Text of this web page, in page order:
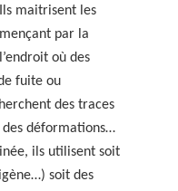
maitrisent les
par la
où des
fuite ou
des traces
des déformations…
ils utilisent soit
soit des